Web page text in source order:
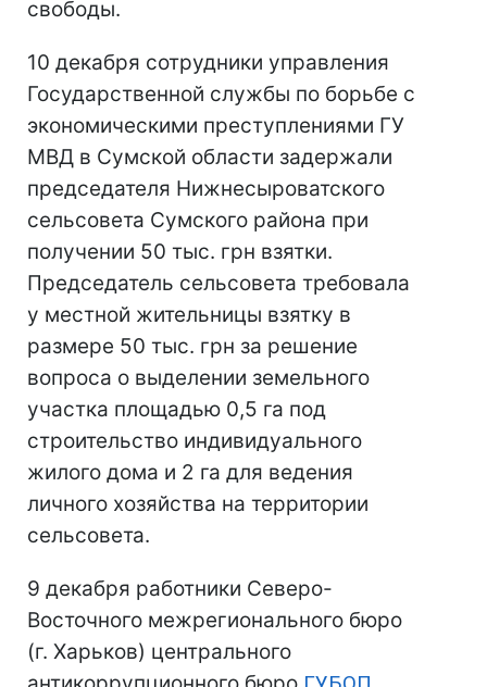
свободы.
10 декабря сотрудники управления
Государственной службы по борьбе с
экономическими преступлениями ГУ
МВД в Сумской области задержали
председателя Нижнесыроватского
сельсовета Сумского района при
получении 50 тыс. грн взятки.
Председатель сельсовета требовала
у местной жительницы взятку в
размере 50 тыс. грн за решение
вопроса о выделении земельного
участка площадью 0,5 га под
строительство индивидуального
жилого дома и 2 га для ведения
личного хозяйства на территории
сельсовета.
9 декабря работники Северо-
Восточного межрегионального бюро
(г. Харьков) центрального